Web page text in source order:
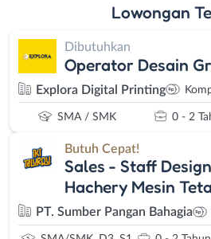
Lowongan
Dibutuhkan
Operator Desain
Explora Digital Printing
SMA / SMK 0 - 2
Butuh Cepat!
Sales - Staff
Hachery Mesin
PT. Sumber Pangan Bahagia